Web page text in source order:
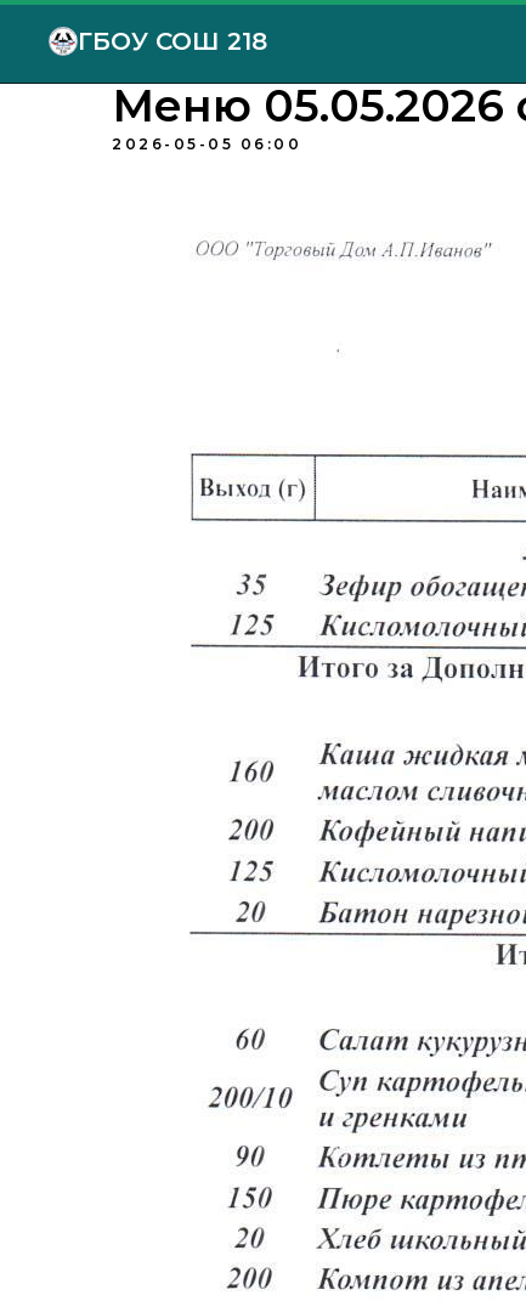
ГБОУ СОШ 218
Меню 05.05.2026
2026-05-05 06:00